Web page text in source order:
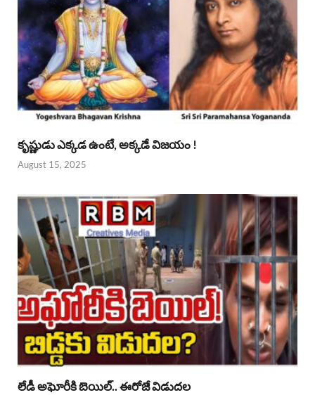
కృష్ణుడు ఎక్కడ ఉంటే, అక్కడే విజయం !
August 15, 2025
లేడీ అఘోరీకి బెయిల్.. ఈరోజే విడుదల